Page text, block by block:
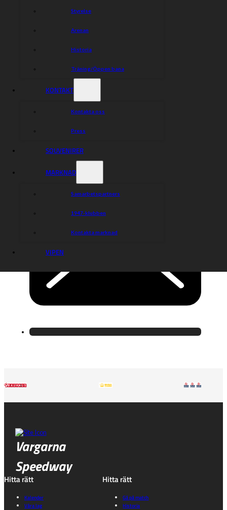
Styrelse
Arenan
Historia
Träning/Öppen bana
KONTAKT
Kontakta oss
Press
SOUVENIRER
MARKNAD
Samarbetspartners
1947-klubben
Kontakta marknad
VIPEN
Vargarna
Speedway
Hitta rätt
Kalender
Våra lag
Hitta rätt
Gå på match
Historia